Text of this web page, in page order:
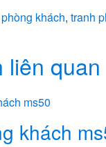
khách, tranh
liên quan
khách